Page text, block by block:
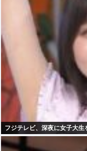
フジテレビ、深夜に女子大